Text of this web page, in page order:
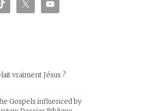
vraiment Jésus ?
Gospels influenced by